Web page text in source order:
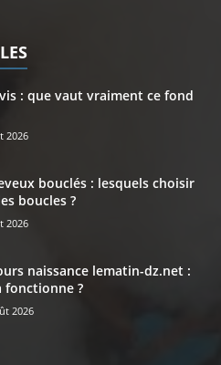
: que vaut vraiment ce fond
2026
bouclés : lesquels choisir
boucles ?
2026
naissance lematin-dz.net :
fonctionne ?
2026